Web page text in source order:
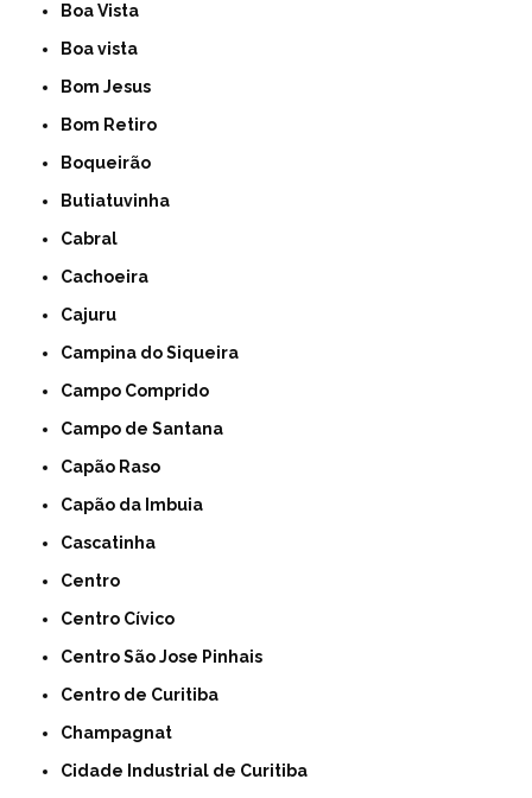
Boa Vista
Boa vista
Bom Jesus
Bom Retiro
Boqueirão
Butiatuvinha
Cabral
Cachoeira
Cajuru
Campina do Siqueira
Campo Comprido
Campo de Santana
Capão Raso
Capão da Imbuia
Cascatinha
Centro
Centro Cívico
Centro São Jose Pinhais
Centro de Curitiba
Champagnat
Cidade Industrial de Curitiba